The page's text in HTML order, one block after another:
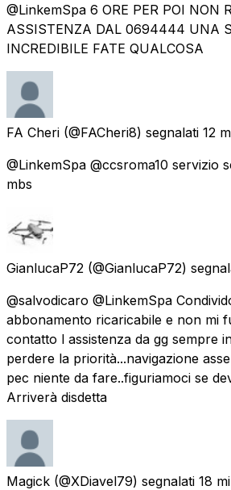
@LinkemSpa 6 ORE PER POI NON
ASSISTENZA DAL 0694444 UNA
INCREDIBILE FATE QUALCOSA
FA Cheri (@FACheri8) segnalati 12
@LinkemSpa @ccsroma10 servizio
mbs
GianlucaP72 (@GianlucaP72)
@salvodicaro @LinkemSpa
abbonamento ricaricabile e non mi
contatto l assistenza da gg sempre
perdere la priorità...navigazione
pec niente da fare..figuriamoci se
Arriverà disdetta
Magick (@XDiavel79) segnalati 18